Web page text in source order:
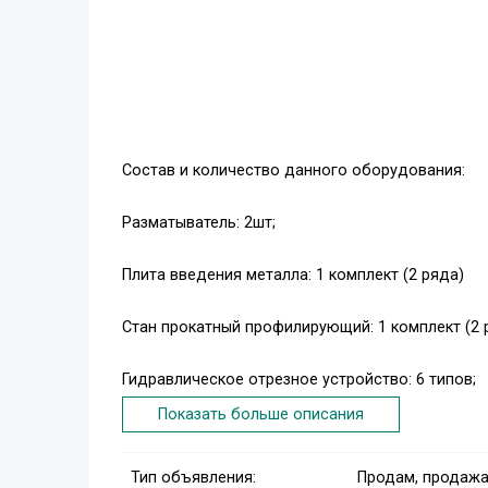
Состав и количество данного оборудования:
Разматыватель: 2шт;
Плита введения металла: 1 комплект (2 ряда)
Стан прокатный профилирующий: 1 комплект (2
Гидравлическое отрезное устройство: 6 типов;
Система гидравлического пресса: 1 комплект;
Показать больше описания
Тип объявления:
Продам,